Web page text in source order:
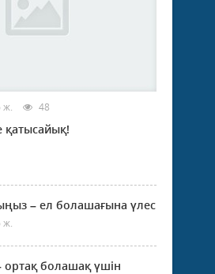
ж. 48
қатысайық!
– ел болашағына үлес
ж.
ортақ болашақ үшін